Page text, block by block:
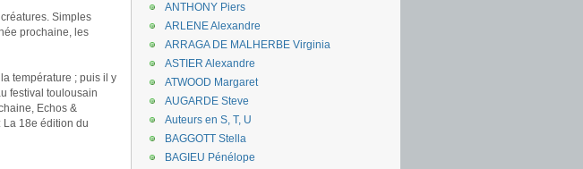
Simples
prochaine, les
température ; puis il y
festival toulousain
Echos &
La 18e édition du
ANTHONY Piers
ARLENE Alexandre
ARRAGA DE MALHERBE Virginia
ASTIER Alexandre
ATWOOD Margaret
AUGARDE Steve
Auteurs en S, T, U
BAGGOTT Stella
BAGIEU Pénélope